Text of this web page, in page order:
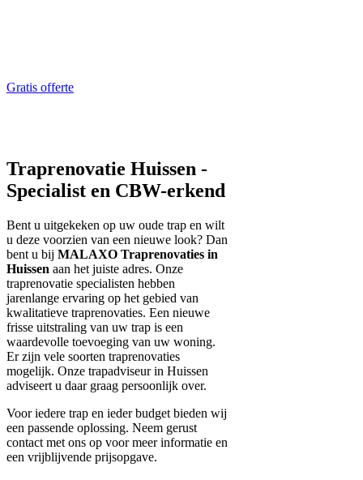
Gratis offerte
Traprenovatie Huissen -
Specialist en CBW-erkend
Bent u uitgekeken op uw oude trap en wilt
u deze voorzien van een nieuwe look? Dan
bent u bij MALAXO Traprenovaties in
Huissen aan het juiste adres. Onze
traprenovatie specialisten hebben
jarenlange ervaring op het gebied van
kwalitatieve traprenovaties. Een nieuwe
frisse uitstraling van uw trap is een
waardevolle toevoeging van uw woning.
Er zijn vele soorten traprenovaties
mogelijk. Onze trapadviseur in Huissen
adviseert u daar graag persoonlijk over.
Voor iedere trap en ieder budget bieden wij
een passende oplossing. Neem gerust
contact met ons op voor meer informatie en
een vrijblijvende prijsopgave.